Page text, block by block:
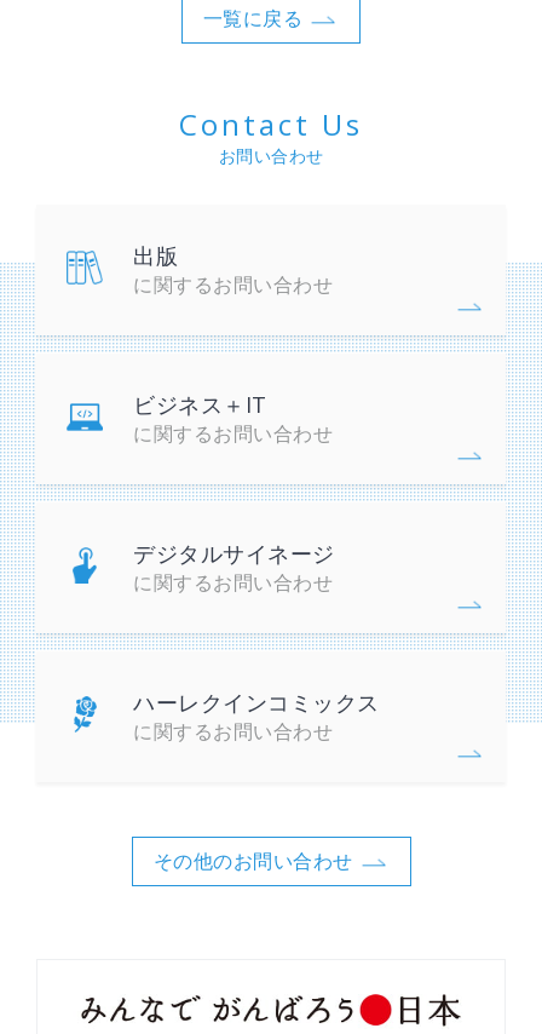
一覧に戻る
Contact Us
お問い合わせ
出版
に関するお問い合わせ
ビジネス＋IT
に関するお問い合わせ
デジタルサイネージ
に関するお問い合わせ
ハーレクインコミックス
に関するお問い合わせ
その他のお問い合わせ